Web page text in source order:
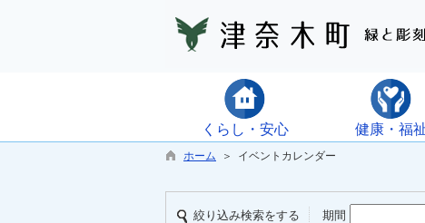
くらし・安心 健康・福
ホーム ＞ イベントカレンダー
絞り込み検索をする 期間